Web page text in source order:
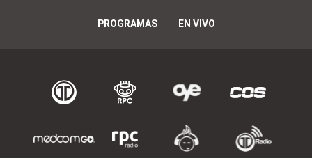
PROGRAMAS EN VIVO